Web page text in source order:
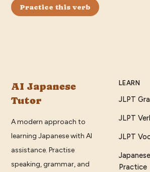
Practice this verb
AI Japanese
Tutor
A modern approach to
learning Japanese with AI
assistance. Practise
speaking, grammar, and
LEARN
JLPT
JLPT
JLPT
Practice